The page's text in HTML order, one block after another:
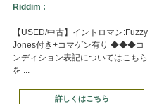
Riddim :
【USED/中古】イントロマン:Fuzzy
Jones付き+コマゲン有り ◆◆◆コ
ンディション表記についてはこちら
を ...
詳しくはこちら